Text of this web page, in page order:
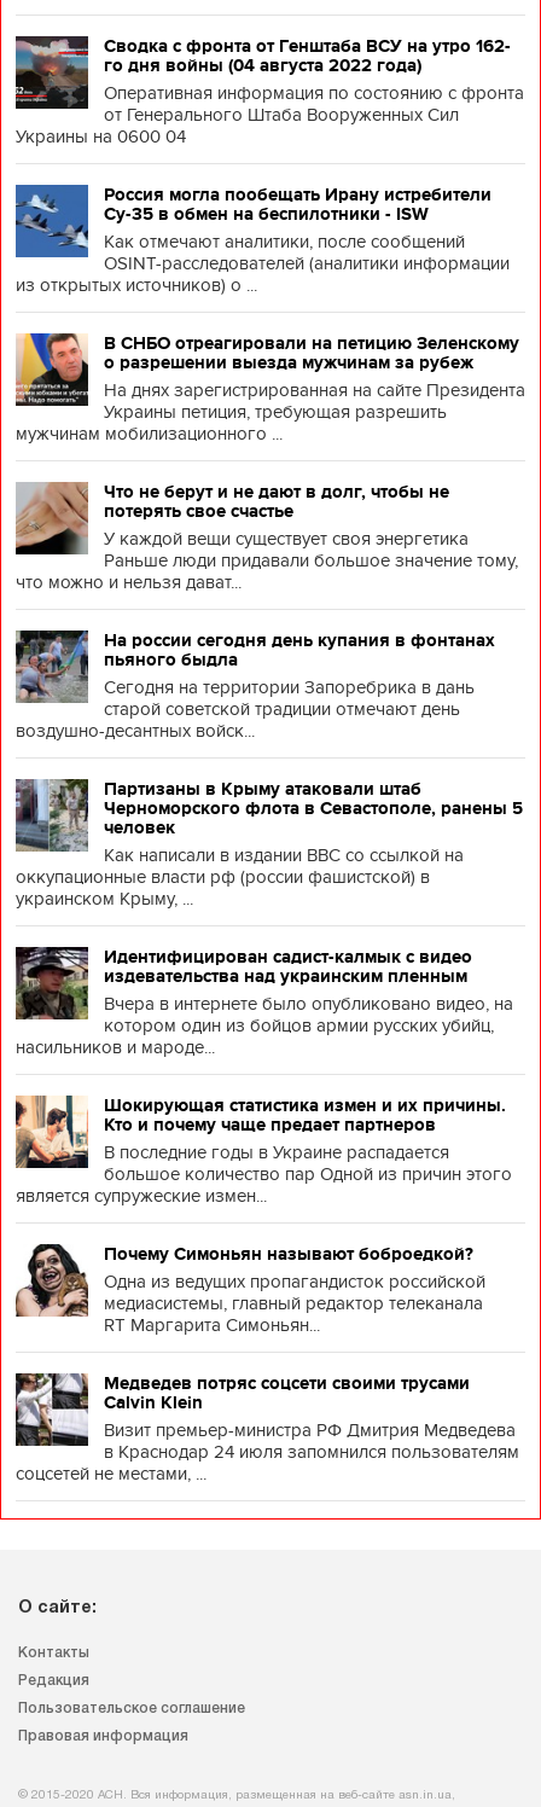
Сводка с фронта от Генштаба ВСУ на утро 162-
го дня войны (04 августа 2022 года)
Оперативная информация по состоянию с фронта
от Генерального Штаба Вооруженных Сил
Украины на 0600 04
Россия могла пообещать Ирану истребители
Су-35 в обмен на беспилотники - ISW
Как отмечают аналитики, после сообщений
OSINT-расследователей (аналитики информации
из открытых источников) о ...
В СНБО отреагировали на петицию Зеленскому
о разрешении выезда мужчинам за рубеж
На днях зарегистрированная на сайте Президента
Украины петиция, требующая разрешить
мужчинам мобилизационного ...
Что не берут и не дают в долг, чтобы не
потерять свое счастье
У каждой вещи существует своя энергетика
Раньше люди придавали большое значение тому,
что можно и нельзя дават...
На россии сегодня день купания в фонтанах
пьяного быдла
Сегодня на территории Запоребрика в дань
старой советской традиции отмечают день
воздушно-десантных войск...
Партизаны в Крыму атаковали штаб
Черноморского флота в Севастополе, ранены 5
человек
Как написали в издании BBC со ссылкой на
оккупационные власти рф (россии фашистской) в
украинском Крыму, ...
Идентифицирован садист-калмык с видео
издевательства над украинским пленным
Вчера в интернете было опубликовано видео, на
котором один из бойцов армии русских убийц,
насильников и мароде...
Шокирующая статистика измен и их причины.
Кто и почему чаще предает партнеров
В последние годы в Украине распадается
большое количество пар Одной из причин этого
является супружеские измен...
Почему Симоньян называют боброедкой?
Одна из ведущих пропагандисток российской
медиасистемы, главный редактор телеканала
RT Маргарита Симоньян...
Медведев потряс соцсети своими трусами
Calvin Klein
Визит премьер-министра РФ Дмитрия Медведева
в Краснодар 24 июля запомнился пользователям
соцсетей не местами, ...
О сайте:
Контакты
Редакция
Пользовательское соглашение
Правовая информация
© 2015-2020 АСН. Вся информация, размещенная на веб-сайте asn.in.ua,